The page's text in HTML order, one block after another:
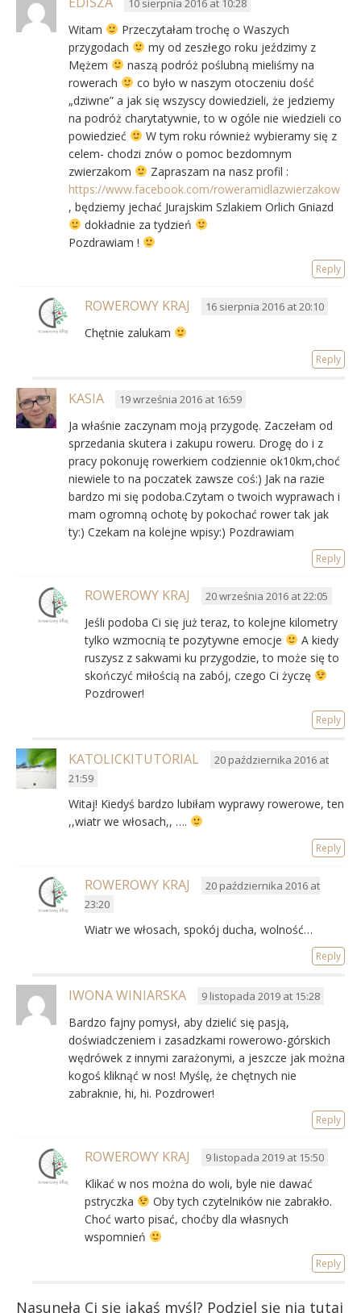
10 sierpnia 2016 at 10:28
Witam
Przeczytałam trochę o Waszych
przygodach
my od zeszłego roku jeździmy z
Mężem
naszą podróż poślubną mieliśmy na
rowerach
co było w naszym otoczeniu dość
„dziwne” a jak się wszyscy dowiedzieli, że jedziemy
na podróż charytatywnie, to w ogóle nie wiedzieli co
powiedzieć
W tym roku również wybieramy się z
celem- chodzi znów o pomoc bezdomnym
zwierzakom
Zapraszam na nasz profil :
https://www.facebook.com/roweramidlazwierzakow
, będziemy jechać Jurajskim Szlakiem Orlich Gniazd
dokładnie za tydzień
Pozdrawiam !
Reply
ROWEROWY KRAJ 16 sierpnia 2016 at 20:10
Chętnie zalukam
Reply
KASIA 19 września 2016 at 16:59
Ja właśnie zaczynam moją przygodę. Zaczełam od
sprzedania skutera i zakupu roweru. Drogę do i z
pracy pokonuję rowerkiem codziennie ok10km,choć
niewiele to na poczatek zawsze coś:) Jak na razie
bardzo mi się podoba.Czytam o twoich wyprawach i
mam ogromną ochotę by pokochać rower tak jak
ty:) Czekam na kolejne wpisy:) Pozdrawiam
Reply
ROWEROWY KRAJ 20 września 2016 at 22:05
Jeśli podoba Ci się już teraz, to kolejne kilometry
tylko wzmocnią te pozytywne emocje
A kiedy
ruszysz z sakwami ku przygodzie, to może się to
skończyć miłością na zabój, czego Ci życzę
Pozdrower!
Reply
KATOLICKITUTORIAL
20 października 2016 at
21:59
Witaj! Kiedyś bardzo lubiłam wyprawy rowerowe, ten
,,wiatr we włosach,, ….
Reply
ROWEROWY KRAJ
20 października 2016 at
23:20
Wiatr we włosach, spokój ducha, wolność…
Reply
IWONA WINIARSKA 9 listopada 2019 at 15:28
Bardzo fajny pomysł, aby dzielić się pasją,
doświadczeniem i zasadzkami rowerowo-górskich
wędrówek z innymi zarażonymi, a jeszcze jak można
kogoś kliknąć w nos! Myślę, że chętnych nie
zabraknie, hi, hi. Pozdrower!
Reply
ROWEROWY KRAJ 9 listopada 2019 at 15:50
Klikać w nos można do woli, byle nie dawać
pstryczka
Oby tych czytelników nie zabrakło.
Choć warto pisać, choćby dla własnych
wspomnień
Reply
Nasunęła Ci się jakaś myśl? Podziel się nią tutaj